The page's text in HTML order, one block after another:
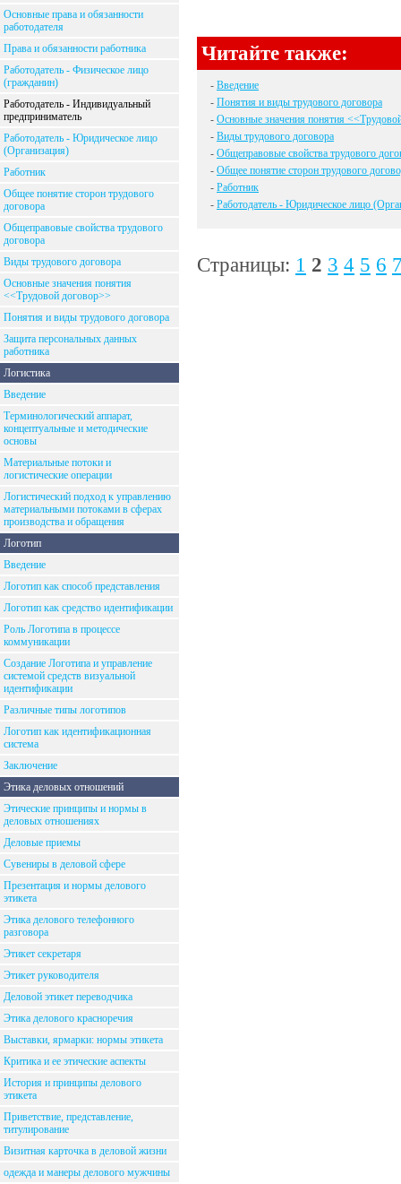
Основные права и обязанности
работодателя
Права и обязанности работника
Работодатель - Физическое лицо
(гражданин)
Работодатель - Индивидуальный
предприниматель
Работодатель - Юридическое лицо
(Организация)
Работник
Общее понятие сторон трудового
договора
Общеправовые свойства трудового
договора
Виды трудового договора
Основные значения понятия
<<Трудовой договор>>
Понятия и виды трудового договора
Защита персональных данных
работника
Логистика
Введение
Терминологический аппарат,
концептуальные и методические
основы
Материальные потоки и
логистические операции
Логистический подход к управлению
материальными потоками в сферах
производства и обращения
Логотип
Введение
Логотип как способ представления
Логотип как средство идентификации
Роль Логотипа в процессе
коммуникации
Создание Логотипа и управление
системой средств визуальной
идентификации
Различные типы логотипов
Логотип как идентификационная
система
Заключение
Этика деловых отношений
Этические принципы и нормы в
деловых отношениях
Деловые приемы
Сувениры в деловой сфере
Презентация и нормы делового
этикета
Этика делового телефонного
разговора
Этикет секретаря
Этикет руководителя
Деловой этикет переводчика
Этика делового красноречия
Выставки, ярмарки: нормы этикета
Критика и ее этические аспекты
История и принципы делового
этикета
Приветствие, представление,
титулирование
Визитная карточка в деловой жизни
одежда и манеры делового мужчины
Читайте также:
- Введение
- Понятия и виды трудового договора
- Основные значения понятия
- Виды трудового договора
- Общеправовые свойства трудового
- Общее понятие сторон трудового
- Работник
- Работодатель - Юридическое лицо
Страницы: 1 2 3 4 5 6